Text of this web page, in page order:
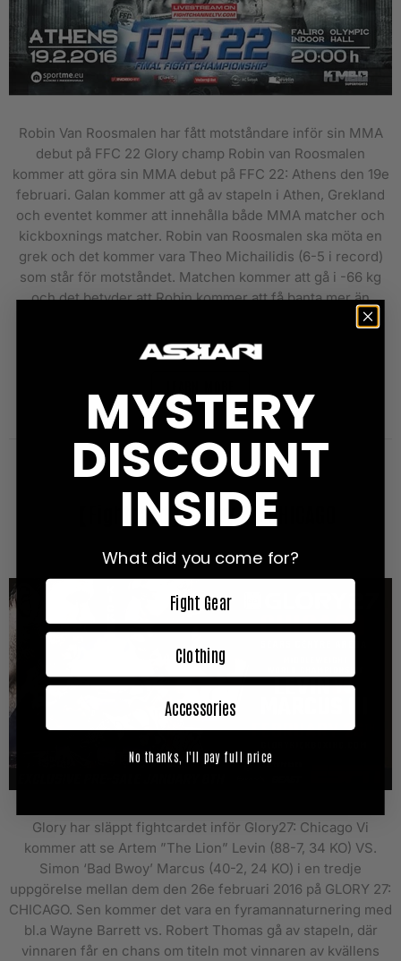
Robin Van Roosmalen har fått motståndare inför sin MMA
debut på FFC 22 Glory champ Robin van Roosmalen
kommer att göra sin MMA debut på FFC 22: Athens den 19e
februari. Galan kommer att gå av stapeln i Athen, Grekland
och eventet kommer att innehålla både MMA matcher och
kickboxnings matcher. Robin van Roosmalen ska möta en
grek och det kommer vara Theo Michailidis (6-5 i record)
som står för motståndet. Matchen kommer att gå i -66 kg
och det betyder att Robin kommer att få banta mer än
vanligtvis då hans ordinarie matchvikt ligger på -70 kg.
ASKARI MAGAZINE
【Fightcard】Glory 27: CHICAGO
Glory har släppt fightcardet inför Glory27: Chicago Vi
kommer att se Artem ”The Lion” Levin (88-7, 34 KO) VS.
Simon ‘Bad Bwoy’ Marcus (40-2, 24 KO) i en tredje
uppgörelse mellan dem den 26e februari 2016 på GLORY 27:
CHICAGO. Sen kommer det vara en fyramannaturnering med
bl.a Wayne Barrett vs. Robert Thomas gå av stapeln, där
vinnaren får en chans om titeln mot vinnaren av kvällens
MYSTERY
DISCOUNT
INSIDE
What did you come for?
Fight Gear
Clothing
Accessories
No thanks, I'll pay full price